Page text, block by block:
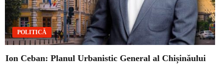
POLITICĂ
Ion Ceban: Planul Urbanistic General al Chișinăului